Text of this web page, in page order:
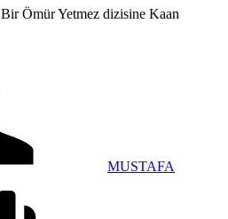
Bir Ömür Yetmez dizisine Kaan
MUSTAFA